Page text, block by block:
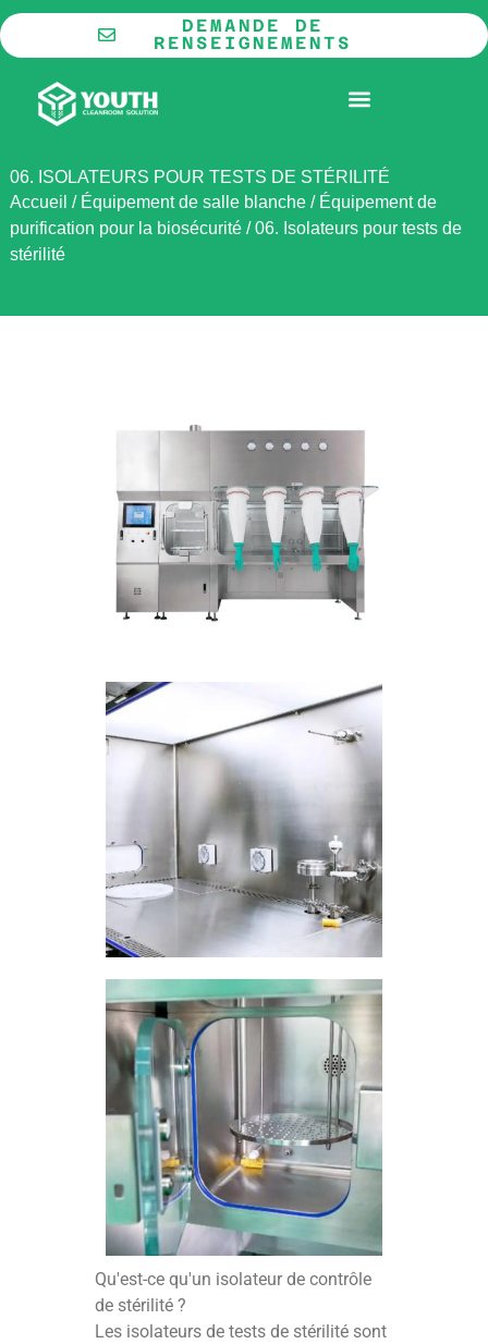
Aller
au
contenu
DEMANDE DE
RENSEIGNEMENTS
06. ISOLATEURS POUR TESTS DE STÉRILITÉ
Accueil / Équipement de salle blanche/ Équipement de
purification pour la biosécurité/06. Isolateurs pour tests de
stérilité
Qu'est-ce qu'un isolateur de contrôle
de stérilité ?
Les isolateurs de tests de stérilité sont